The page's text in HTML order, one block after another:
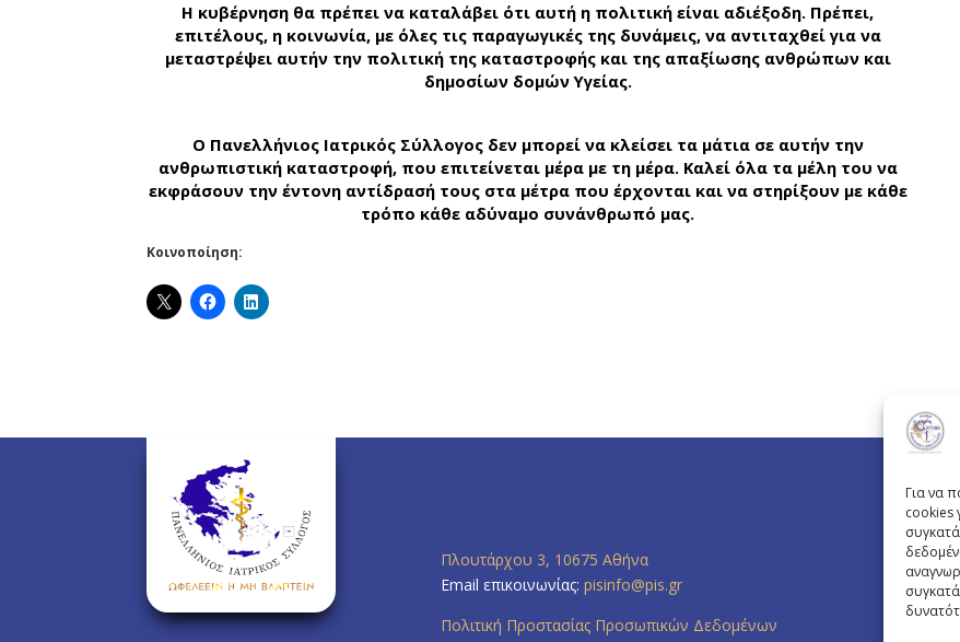
Για να
cookies
Η κυβέρνηση θα πρέπει να καταλάβει ότι αυτή η πολιτική είναι αδιέξοδη. Πρέπει,
επιτέλους, η κοινωνία, με όλες τις παραγωγικές της δυνάμεις, να αντιταχθεί για να
μεταστρέψει αυτήν την πολιτική της καταστροφής και της απαξίωσης ανθρώπων και
δημοσίων δομών Υγείας.
Ο Πανελλήνιος Ιατρικός Σύλλογος δεν μπορεί να κλείσει τα μάτια σε αυτήν την
ανθρωπιστική καταστροφή, που επιτείνεται μέρα με τη μέρα. Καλεί όλα τα μέλη του να
εκφράσουν την έντονη αντίδρασή τους στα μέτρα που έρχονται και να στηρίξουν με κάθε
τρόπο κάθε αδύναμο συνάνθρωπό μας.
Κοινοποίηση:
Πλουτάρχου 3, 10675 Αθήνα
Email επικοινωνίας:pisinfo@pis.gr
Πολιτική Προστασίας Προσωπικών Δεδομένων